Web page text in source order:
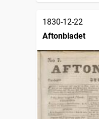
1830-12-22
Aftonbladet